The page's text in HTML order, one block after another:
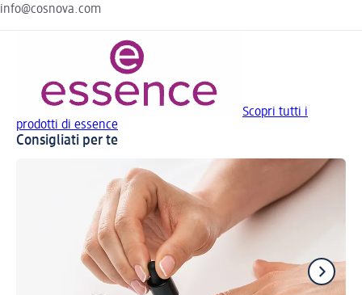
info@cosnova.com
Scopri tutti i
prodotti di essence
Consigliati per te